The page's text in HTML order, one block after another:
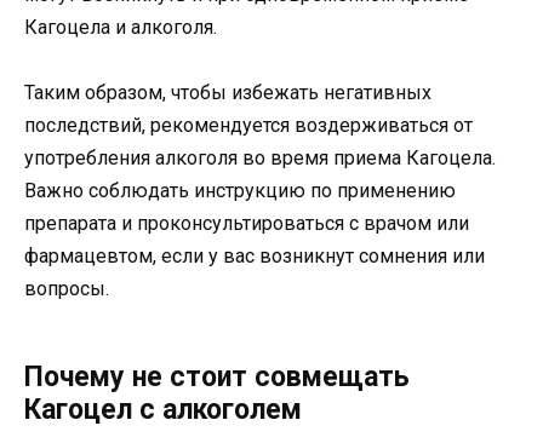
Кагоцела и алкоголя.
Таким образом, чтобы избежать негативных
последствий, рекомендуется воздерживаться от
употребления алкоголя во время приема Кагоцела.
Важно соблюдать инструкцию по применению
препарата и проконсультироваться с врачом или
фармацевтом, если у вас возникнут сомнения или
вопросы.
Почему не стоит совмещать
Кагоцел с алкоголем